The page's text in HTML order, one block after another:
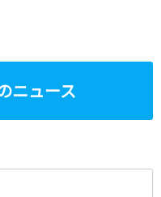
ニュース